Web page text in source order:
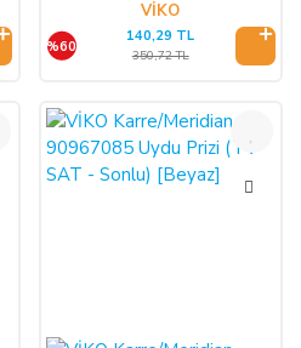
VİKO
%60
140,29 TL
350,72 TL
%60